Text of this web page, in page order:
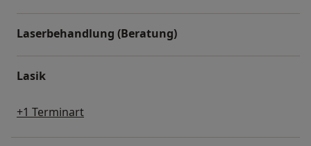
Laserbehandlung (Beratung)
Lasik
+1 Terminart